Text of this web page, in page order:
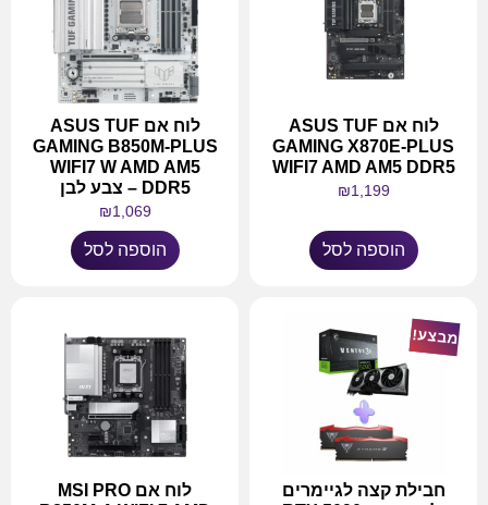
לוח אם ASUS TUF
GAMING X870E-PLUS
WIFI7 AMD AM5 DDR5
₪1,199
הוספה לסל
לוח אם ASUS TUF
GAMING B850M-PLUS
WIFI7 W AMD AM5
DDR5 – צבע לבן
₪1,069
הוספה לסל
מבצע!
חבילת קצה לגיימרים
לוח אם MSI PRO